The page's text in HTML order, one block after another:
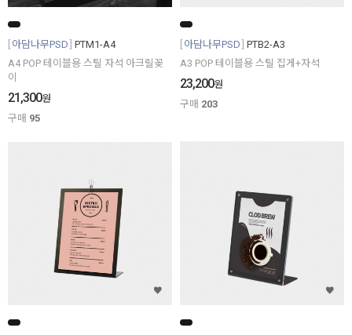
아담나무PSD PTM1-A4
A4 POP 테이블용 스틸 자석 아크릴꽂
이
21,300원
구매 95
아담나무PSD PTB2-A3
A3 POP 테이블용 스틸 집게+자석
23,200원
구매 203